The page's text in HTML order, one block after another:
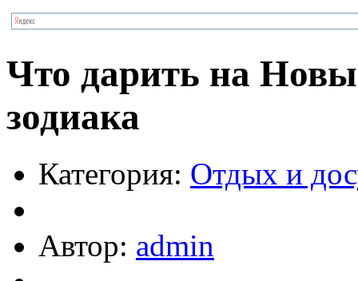
Что дарить на
зодиака
Категория: Отдых и
Автор: admin